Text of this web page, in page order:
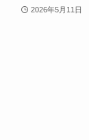
2026年5月11日